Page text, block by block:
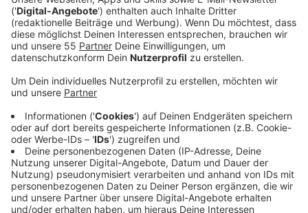
Anzeige
Dazu haben verschiedene Experten ein Gutachten
veröffentlicht. Das zeigt zum einen die Einflüsse des
Klimawandels auf die Bäume und Sträucher in der
Region. Zum anderen stellt es aber auch die Folgen
und zukünftigen Herausforderungen sowie
Lösungsansätze dar. Davon sollen alle Kreiskommunen
gleichermaßen profitieren.